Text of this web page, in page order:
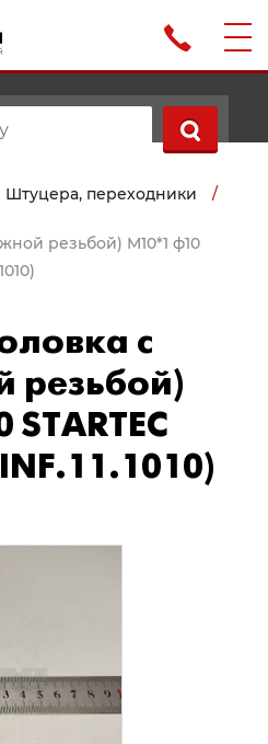
Штуцера, переходники /
резьбой) M10*1 ф10
с
резьбой)